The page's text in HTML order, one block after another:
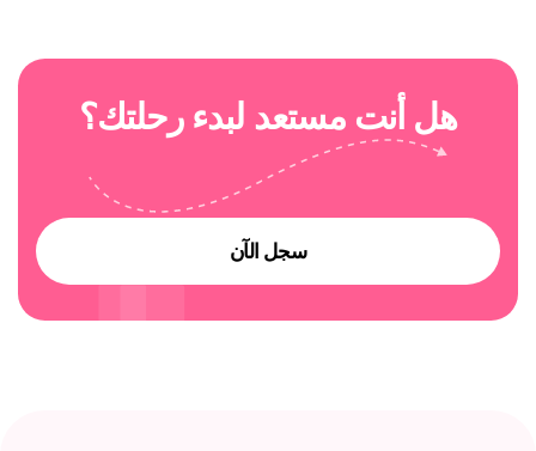
هل أنت مستعد لبدء ر حلتك؟
سجل الآن